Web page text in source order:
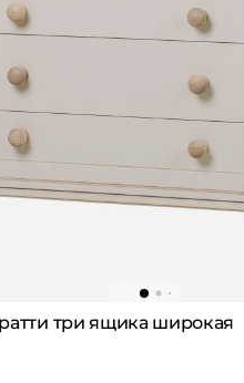
три ящика широкая